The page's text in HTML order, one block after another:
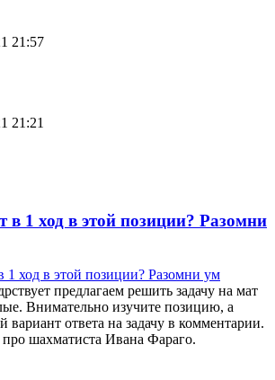
21:57
21:21
в 1 ход в этой позиции? Разомни
предлагаем решить задачу на мат
Внимательно изучите позицию, а
вариант ответа на задачу в комментарии.
про шахматиста Ивана Фараго.